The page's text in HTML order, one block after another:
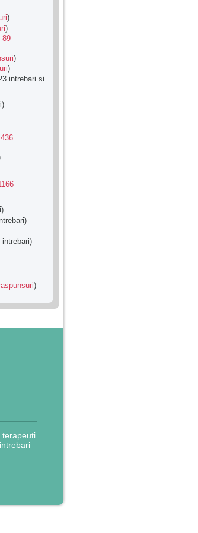
)
)
89
)
)
intrebari si
436
intrebari)
)
terapeuti